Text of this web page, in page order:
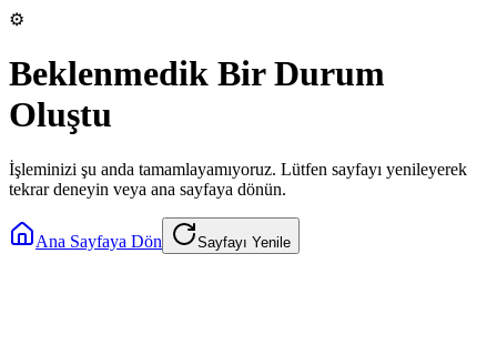
⚙️
Beklenmedik Bir Durum
Oluştu
İşleminizi şu anda tamamlayamıyoruz. Lütfen sayfayı yenileyerek
tekrar deneyin veya ana sayfaya dönün.
Ana Sayfaya Dön Sayfayı Yenile